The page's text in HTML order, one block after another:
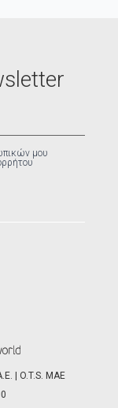
μου
| O.T.S. ΜΑΕ